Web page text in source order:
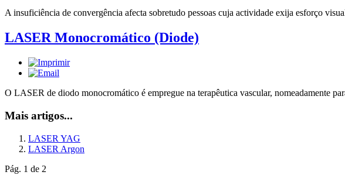
A insuficiência de convergência afecta sobretudo pessoas cuja actividade exija esforço
LASER Monocromático (Diode)
O LASER de diodo monocromático é empregue na terapêutica vascular, nomeadamente
Mais artigos...
LASER YAG
LASER Argon
Pág. 1 de 2